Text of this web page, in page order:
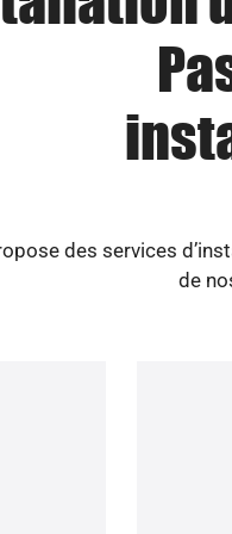
des services
de